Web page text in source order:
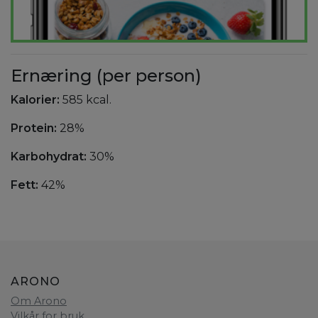
Ernæring (per person)
Kalorier: 585 kcal.
Protein: 28%
Karbohydrat: 30%
Fett: 42%
ARONO
Om Arono